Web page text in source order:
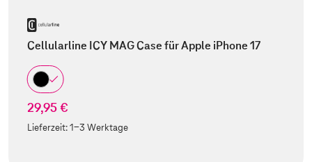
Cellularline ICY MAG Case für Apple iPhone 17
29,95 €
Lieferzeit:1-3 Werktage